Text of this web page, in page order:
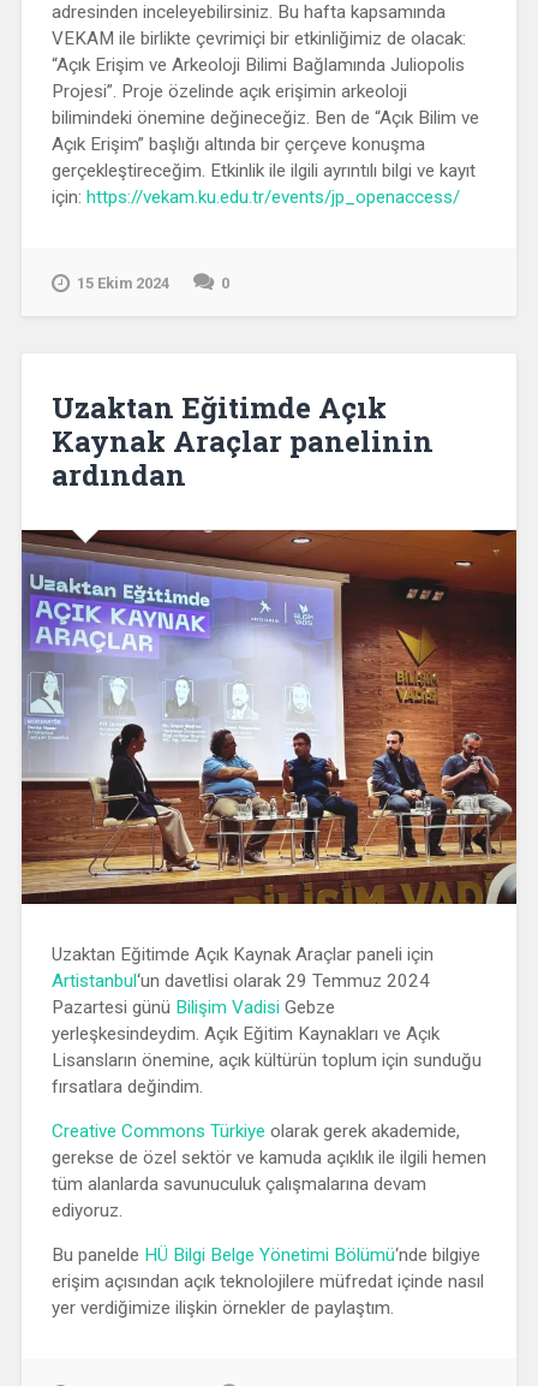
adresinden inceleyebilirsiniz. Bu hafta kapsamında
VEKAM ile birlikte çevrimiçi bir etkinliğimiz de olacak:
“Açık Erişim ve Arkeoloji Bilimi Bağlamında Juliopolis
Projesi”. Proje özelinde açık erişimin arkeoloji
bilimindeki önemine değineceğiz. Ben de “Açık Bilim ve
Açık Erişim” başlığı altında bir çerçeve konuşma
gerçekleştireceğim. Etkinlik ile ilgili ayrıntılı bilgi ve kayıt
için: https://vekam.ku.edu.tr/events/jp_openaccess/
15 Ekim 2024 0
Uzaktan Eğitimde Açık
Kaynak Araçlar panelinin
ardından
Uzaktan Eğitimde Açık Kaynak Araçlar paneli için
Artistanbul‘un davetlisi olarak 29 Temmuz 2024
Pazartesi günü Bilişim Vadisi Gebze
yerleşkesindeydim. Açık Eğitim Kaynakları ve Açık
Lisansların önemine, açık kültürün toplum için sunduğu
fırsatlara değindim.
Creative Commons Türkiye olarak gerek akademide,
gerekse de özel sektör ve kamuda açıklık ile ilgili hemen
tüm alanlarda savunuculuk çalışmalarına devam
ediyoruz.
Bu panelde HÜ Bilgi Belge Yönetimi Bölümü‘nde bilgiye
erişim açısından açık teknolojilere müfredat içinde nasıl
yer verdiğimize ilişkin örnekler de paylaştım.